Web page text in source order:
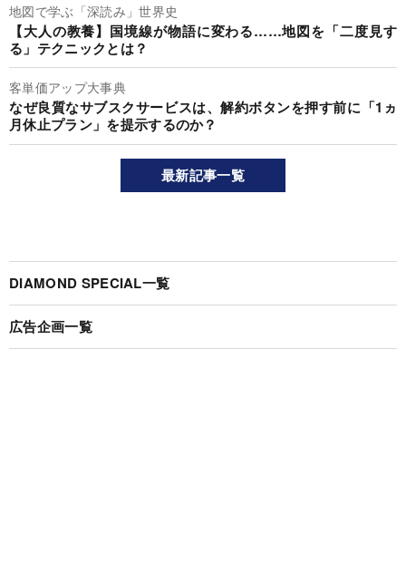
地図で学ぶ「深読み」世界史
【大人の教養】国境線が物語に変わる……地図を「二度見す
る」テクニックとは？
客単価アップ大事典
なぜ良質なサブスクサービスは、解約ボタンを押す前に「1ヵ
月休止プラン」を提示するのか？
最新記事一覧
DIAMOND SPECIAL一覧
広告企画一覧